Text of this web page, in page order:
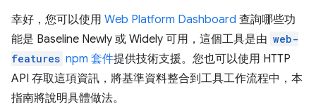
幸好，您可以使用 Web Platform Dashboard 查詢哪些功
能是 Baseline Newly 或 Widely 可用，這個工具是由 web-
features npm 套件提供技術支援。您也可以使用 HTTP
API 存取這項資訊，將基準資料整合到工具工作流程中，本
指南將說明具體做法。